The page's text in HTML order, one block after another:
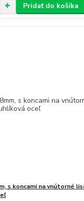
Pridať do košíka
s koncami na vnútorné